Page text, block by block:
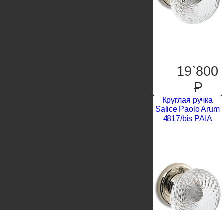
19`800
P
Круглая ручка
Salice Paolo Arum
4817/bis PAIA